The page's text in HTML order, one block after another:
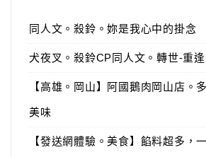
同人文。殺鈴。妳是我心中的掛念
犬夜叉。殺鈴CP同人文。轉世-重
【高雄。岡山】阿國鵝肉岡山店。
美味
【發送網體驗。美食】餡料超多，